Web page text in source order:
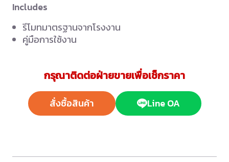
Includes
รีโมทมาตรฐานจากโรงงาน
คู่มือการใช้งาน
กรุณาติดต่อฝ่ายขายเพื่อเช็กราคา
สั่งซื้อสินค้า Line OA